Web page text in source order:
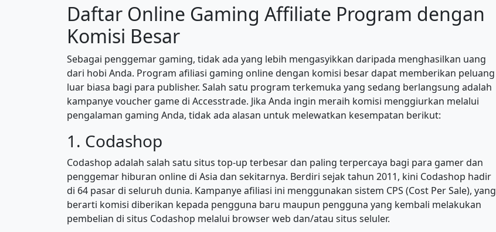
Daftar Online Gaming Affiliate Program dengan
Komisi Besar
Sebagai penggemar gaming, tidak ada yang lebih mengasyikkan daripada menghasilkan uang
dari hobi Anda. Program afiliasi gaming online dengan komisi besar dapat memberikan peluang
luar biasa bagi para publisher. Salah satu program terkemuka yang sedang berlangsung adalah
kampanye voucher game di Accesstrade. Jika Anda ingin meraih komisi menggiurkan melalui
pengalaman gaming Anda, tidak ada alasan untuk melewatkan kesempatan berikut:
1. Codashop
Codashop adalah salah satu situs top-up terbesar dan paling terpercaya bagi para gamer dan
penggemar hiburan online di Asia dan sekitarnya. Berdiri sejak tahun 2011, kini Codashop hadir
di 64 pasar di seluruh dunia. Kampanye afiliasi ini menggunakan sistem CPS (Cost Per Sale), yang
berarti komisi diberikan kepada pengguna baru maupun pengguna yang kembali melakukan
pembelian di situs Codashop melalui browser web dan/atau situs seluler.